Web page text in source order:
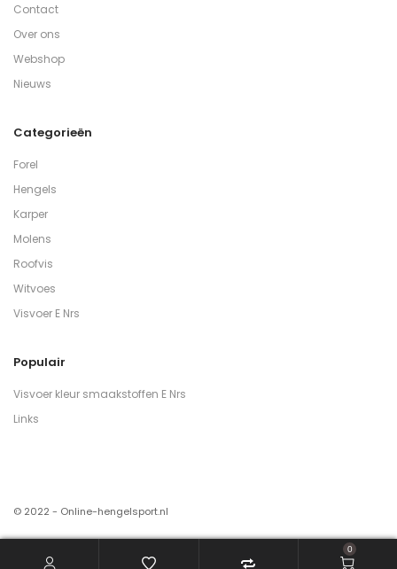
Contact
Over ons
Webshop
Nieuws
Categorieën
Forel
Hengels
Karper
Molens
Roofvis
Witvoes
Visvoer E Nrs
Populair
Visvoer kleur smaakstoffen E Nrs
Links
© 2022 - Online-hengelsport.nl
0